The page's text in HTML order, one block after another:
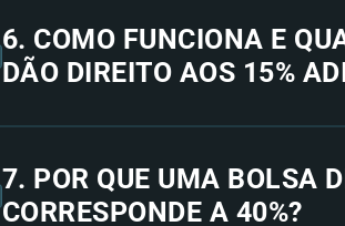
6. COMO FUNCIONA E
DÃO DIREITO AOS 15%
7. POR QUE UMA BOLSA
CORRESPONDE A 40%?